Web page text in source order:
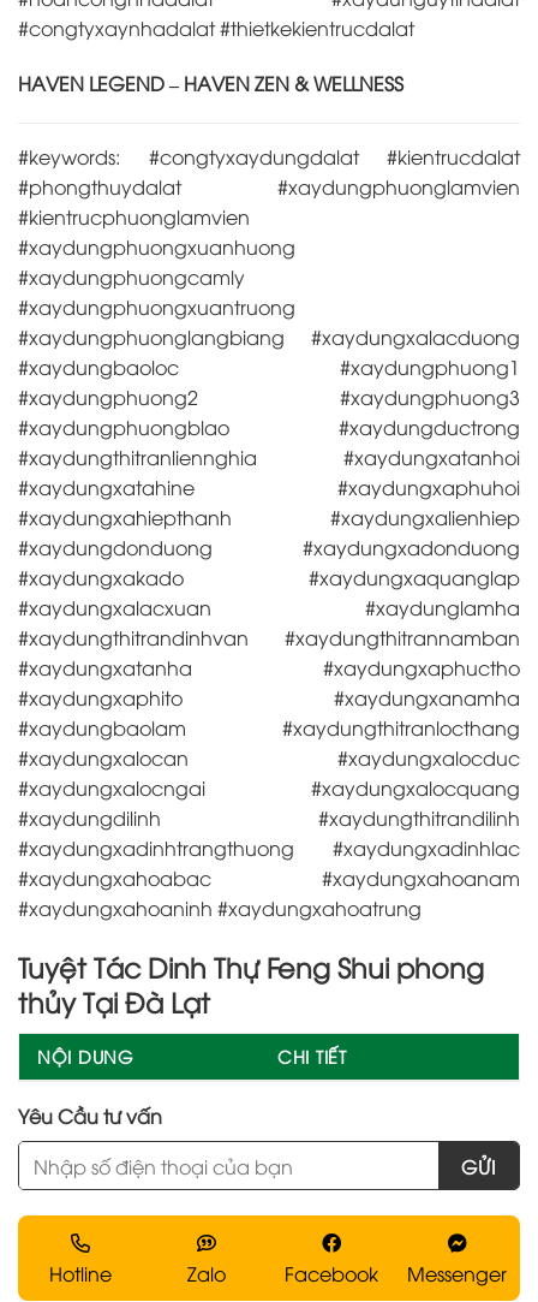
#congtyxaynhadalat #thietkekientrucdalat
HAVEN LEGEND – HAVEN ZEN & WELLNESS
#keywords: #congtyxaydungdalat #kientrucdalat
#phongthuydalat #xaydungphuonglamvien
#kientrucphuonglamvien
#xaydungphuongxuanhuong
#xaydungphuongcamly
#xaydungphuongxuantruong
#xaydungphuonglangbiang #xaydungxalacduong
#xaydungbaoloc #xaydungphuong1
#xaydungphuong2 #xaydungphuong3
#xaydungphuongblao #xaydungductrong
#xaydungthitranliennghia #xaydungxatanhoi
#xaydungxatahine #xaydungxaphuhoi
#xaydungxahiepthanh #xaydungxalienhiep
#xaydungdonduong #xaydungxadonduong
#xaydungxakado #xaydungxaquanglap
#xaydungxalacxuan #xaydunglamha
#xaydungthitrandinhvan #xaydungthitrannamban
#xaydungxatanha #xaydungxaphuctho
#xaydungxaphito #xaydungxanamha
#xaydungbaolam #xaydungthitranlocthang
#xaydungxalocan #xaydungxalocduc
#xaydungxalocngai #xaydungxalocquang
#xaydungdilinh #xaydungthitrandilinh
#xaydungxadinhtrangthuong #xaydungxadinhlac
#xaydungxahoabac #xaydungxahoanam
#xaydungxahoaninh #xaydungxahoatrung
Tuyệt Tác Dinh Thự Feng Shui phong
thủy Tại Đà Lạt
NỘI DUNG CHI TIẾT
Yêu Cầu tư vấn
Hotline Zalo Facebook Messenger